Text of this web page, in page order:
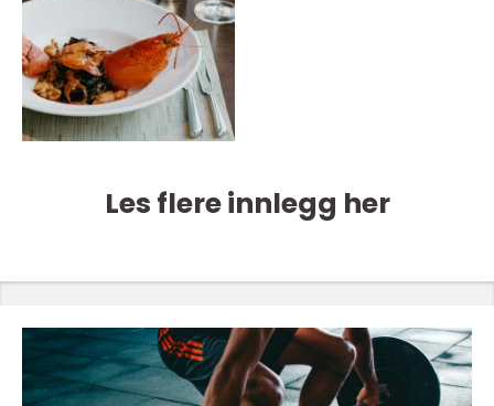
Les flere innlegg her